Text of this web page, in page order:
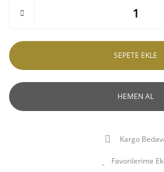
SEPETE EKLE
HEMEN AL
Kargo